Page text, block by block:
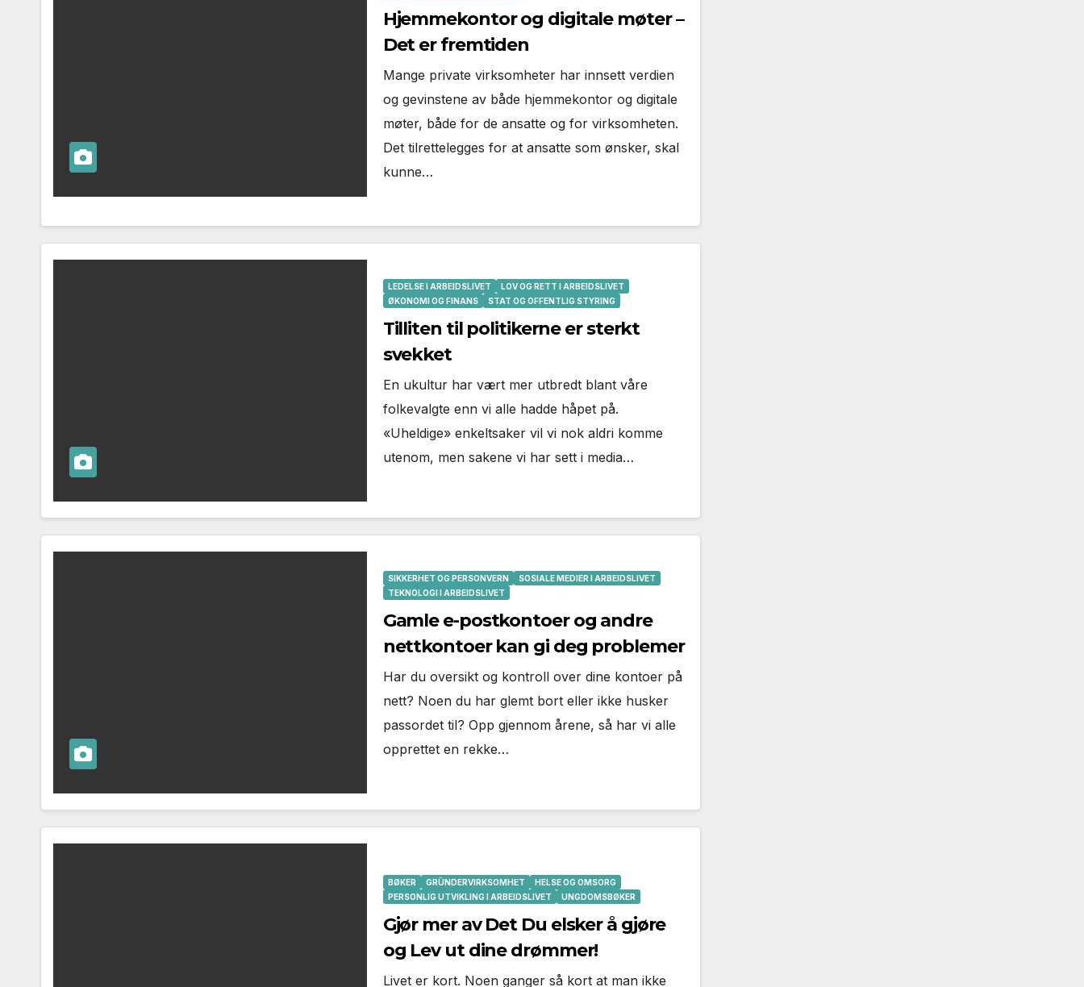
Hjemmekontor og digitale møter –
Det er fremtiden
Mange private virksomheter har innsett verdien
og gevinstene av både hjemmekontor og digitale
møter, både for de ansatte og for virksomheten.
Det tilrettelegges for at ansatte som ønsker, skal
kunne…
LEDELSE I ARBEIDSLIVET
LOV OG RETT I ARBEIDSLIVET
ØKONOMI OG FINANS
STAT OG OFFENTLIG STYRING
Tilliten til politikerne er sterkt
svekket
En ukultur har vært mer utbredt blant våre
folkevalgte enn vi alle hadde håpet på.
«Uheldige» enkeltsaker vil vi nok aldri komme
utenom, men sakene vi har sett i media…
SIKKERHET OG PERSONVERN
SOSIALE MEDIER I ARBEIDSLIVET
TEKNOLOGI I ARBEIDSLIVET
Gamle e-postkontoer og andre
nettkontoer kan gi deg problemer
Har du oversikt og kontroll over dine kontoer på
nett? Noen du har glemt bort eller ikke husker
passordet til? Opp gjennom årene, så har vi alle
opprettet en rekke…
BØKER GRÜNDERVIRKSOMHET
HELSE OG OMSORG
PERSONLIG UTVIKLING I ARBEIDSLIVET
UNGDOMSBØKER
Gjør mer av Det Du elsker å gjøre
og Lev ut dine drømmer!
Livet er kort. Noen ganger så kort at man ikke